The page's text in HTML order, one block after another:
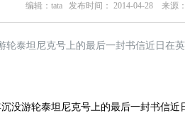
编辑： tata 发布时间： 2014-04-28 来源
轮泰坦尼克号上的最后一封书信近日在
游轮泰坦尼克号上的最后一封书信近